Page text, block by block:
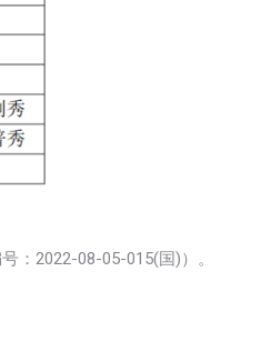
：2022-08-05-015(国)）。